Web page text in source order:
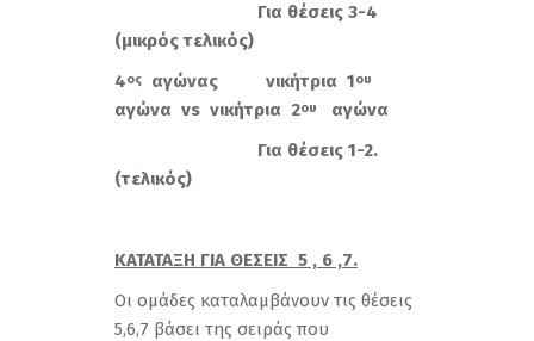
Για θέσεις 3-4
(μικρός τελικός)
4ος αγώνας νικήτρια 1ου
αγώνα vs νικήτρια 2ου
αγώνα
Για θέσεις 1-2.
(τελικός)
ΚΑΤΑΤΑΞΗ ΓΙΑ ΘΕΣΕΙΣ 5 , 6 ,7.
Οι ομάδες καταλαμβάνουν τις θέσεις
5,6,7 βάσει της σειράς που